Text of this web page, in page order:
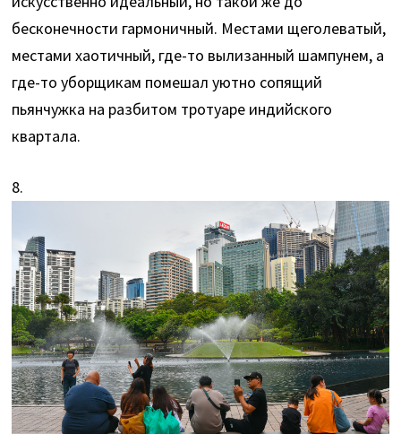
бесконечности гармоничный. Местами щеголеватый,
местами хаотичный, где-то вылизанный шампунем, а
где-то уборщикам помешал уютно сопящий
пьянчужка на разбитом тротуаре индийского
квартала.
8.